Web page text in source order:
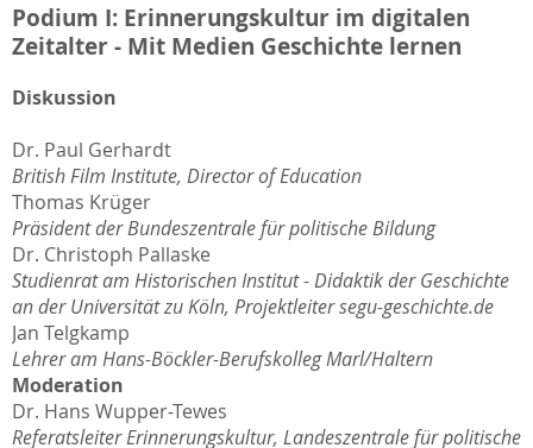
Podium I: Erinnerungskultur im digitalen
Zeitalter - Mit Medien Geschichte lernen
Diskussion
Dr. Paul Gerhardt
British Film Institute, Director of Education
Thomas Krüger
Präsident der Bundeszentrale für politische Bildung
Dr. Christoph Pallaske
Studienrat am Historischen Institut - Didaktik der Geschichte
an der Universität zu Köln, Projektleiter segu-geschichte.de
Jan Telgkamp
Lehrer am Hans-Böckler-Berufskolleg Marl/Haltern
Moderation
Dr. Hans Wupper-Tewes
Referatsleiter Erinnerungskultur, Landeszentrale für politische